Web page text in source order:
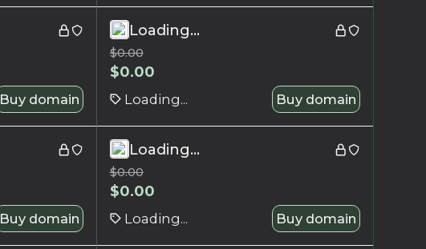
Buy domain
Loading...
$0.00
$0.00
Loading... Buy domain
Buy domain
Loading...
$0.00
$0.00
Loading... Buy domain